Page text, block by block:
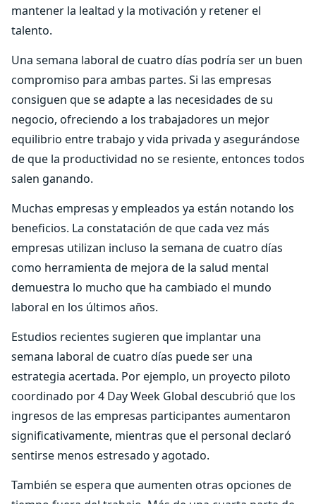
mantener la lealtad y la motivación y retener el
talento.
Una semana laboral de cuatro días podría ser un buen
compromiso para ambas partes. Si las empresas
consiguen que se adapte a las necesidades de su
negocio, ofreciendo a los trabajadores un mejor
equilibrio entre trabajo y vida privada y asegurándose
de que la productividad no se resiente, entonces todos
salen ganando.
Muchas empresas y empleados ya están notando los
beneficios. La constatación de que cada vez más
empresas utilizan incluso la semana de cuatro días
como herramienta de mejora de la salud mental
demuestra lo mucho que ha cambiado el mundo
laboral en los últimos años.
Estudios recientes sugieren que implantar una
semana laboral de cuatro días puede ser una
estrategia acertada. Por ejemplo, un proyecto piloto
coordinado por 4 Day Week Global descubrió que los
ingresos de las empresas participantes aumentaron
significativamente, mientras que el personal declaró
sentirse menos estresado y agotado.
También se espera que aumenten otras opciones de